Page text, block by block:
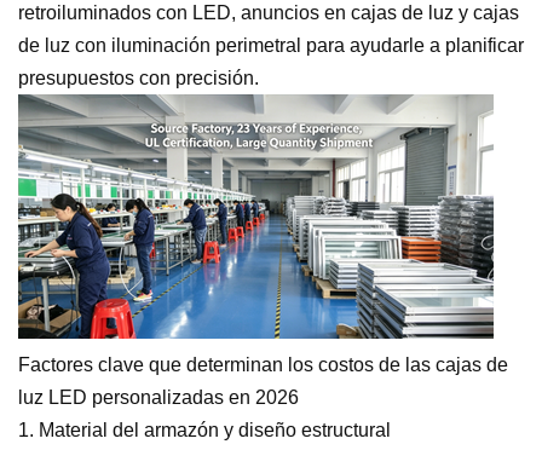
retroiluminados con LED, anuncios en cajas de luz y cajas
de luz con iluminación perimetral para ayudarle a planificar
presupuestos con precisión.
Factores clave que determinan los costos de las cajas de
luz LED personalizadas en 2026
1. Material del armazón y diseño estructural